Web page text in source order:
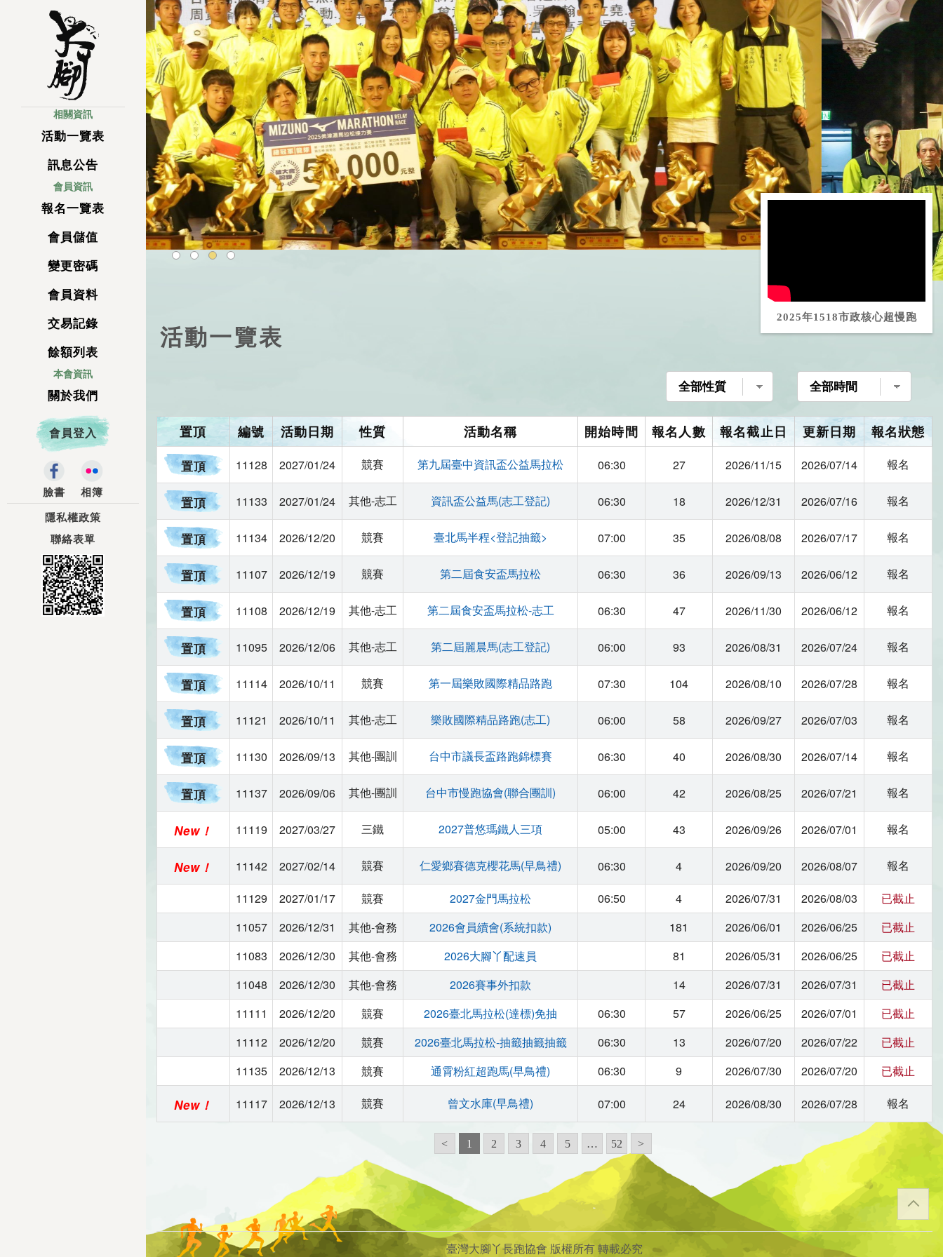
相關資訊
活動一覽表
訊息公告
會員資訊
報名一覽表
會員儲值
變更密碼
會員資料
交易記錄
餘額列表
本會資訊
關於我們
會員登入
臉書 相簿
隱私權政策
聯絡表單
2025年1518市政核心超慢跑
活動一覽表
11128 2027/01/24 競賽 第九屆臺中資訊盃公益馬拉松 06:30 27 2026/11/15 2026/07/14 報名
11133 2027/01/24 其他-志工 資訊盃公益馬(志工登記) 06:30 18 2026/12/31 2026/07/16 報名
11134 2026/12/20 競賽 臺北馬半程<登記抽籤> 07:00 35 2026/08/08 2026/07/17 報名
11107 2026/12/19 競賽 第二屆食安盃馬拉松 06:30 36 2026/09/13 2026/06/12 報名
11108 2026/12/19 其他-志工 第二屆食安盃馬拉松-志工 06:30 47 2026/11/30 2026/06/12 報名
11095 2026/12/06 其他-志工 第二屆麗晨馬(志工登記) 06:00 93 2026/08/31 2026/07/24 報名
11114 2026/10/11 競賽 第一屆樂敗國際精品路跑 07:30 104 2026/08/10 2026/07/28 報名
11121 2026/10/11 其他-志工 樂敗國際精品路跑(志工) 06:00 58 2026/09/27 2026/07/03 報名
11130 2026/09/13 其他-團訓 台中市議長盃路跑錦標賽 06:30 40 2026/08/30 2026/07/14 報名
11137 2026/09/06 其他-團訓 台中市慢跑協會(聯合團訓) 06:00 42 2026/08/25 2026/07/21 報名
11119 2027/03/27 三鐵 2027普悠瑪鐵人三項 05:00 43 2026/09/26 2026/07/01 報名
11142 2027/02/14 競賽 仁愛鄉賽德克櫻花馬(早鳥禮) 06:30 4 2026/09/20 2026/08/07 報名
11129 2027/01/17 競賽 2027金門馬拉松 06:50 4 2026/07/31 2026/08/03
已截止
11057
2026/12/31 其他-會務 2026會員續會(系統扣款) 181 2026/06/01 2026/06/25
已截止
11083
2026/12/30 其他-會務 2026大腳丫配速員 81 2026/05/31 2026/06/25
已截止
11048
2026/12/30 其他-會務 2026賽事外扣款 14 2026/07/31 2026/07/31
已截止
11111
2026/12/20 競賽 2026臺北馬拉松(達標)免抽 06:30 57 2026/06/25 2026/07/01
已截止
11112
2026/12/20 競賽 2026臺北馬拉松-抽籤抽籤抽籤 06:30 13 2026/07/20 2026/07/22
已截止
11135
2026/12/13 競賽 通霄粉紅超跑馬(早鳥禮) 06:30 9 2026/07/30 2026/07/20 已截止
11117 2026/12/13 競賽 曾文水庫(早鳥禮) 07:00 24 2026/08/30 2026/07/28 報名
< 1 2 3 4 5 … 52 >
臺灣大腳丫長跑協會 版權所有 轉載必究